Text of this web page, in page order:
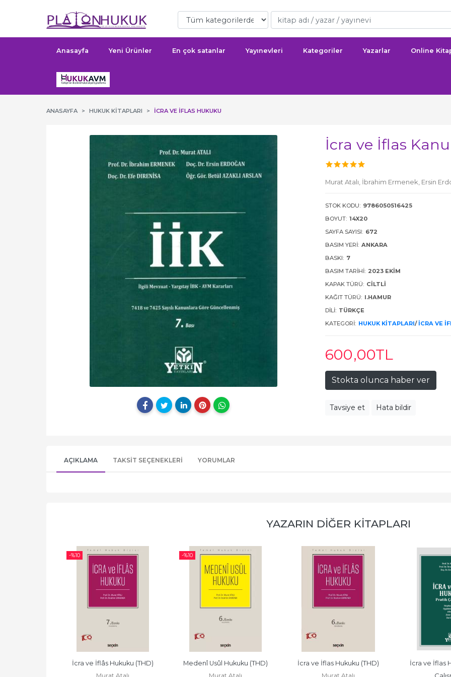
Anasayfa Yeni Ürünler En çok satanlar Yayınevleri Kategoriler Yazarlar Online
ANASAYFA HUKUK KITAPLARI İCRA VE İFLAS HUKUKU
İcra ve İflas
Murat Atalı, İbrahim Ermenek, Ersin
STOK KODU: 9786050516425
BOYUT: 14X20
SAYFA SAYISI: 672
BASIM YERI: ANKARA
BASKI: 7
BASIM TARIHI: 2023 EKIM
KAPAK TÜRÜ: CILTLI
KAĞIT TÜRÜ: I.HAMUR
DILI: TÜRKÇE
KATEGORI: HUKUK KITAPLARI/ İCRA VE
600,00TL
Stokta olunca haber ver
Tavsiye et Hata bildir
AÇIKLAMA TAKSIT SEÇENEKLERI YORUMLAR
YAZARIN DIĞER KITAPLARI
-%10
İcra ve İflâs Hukuku (THD)
Murat Atalı
-%10
Medenî Usûl Hukuku (THD)
Murat Atalı
İcra ve İflas Hukuku (THD)
Murat Atalı
İcra ve İflas